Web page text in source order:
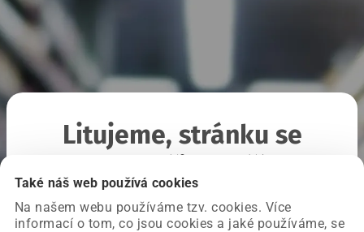
Také náš web používá cookies
Na našem webu používáme tzv. cookies. Více
informací o tom, co jsou cookies a jaké používáme, se
Litujeme, stránku se
Chyba nastala na naší straně a už ji opravujeme.